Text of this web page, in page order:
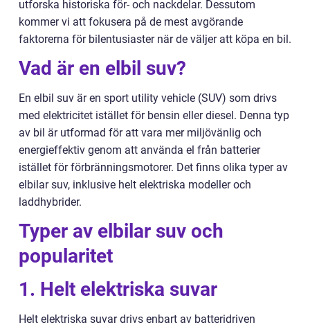
utforska historiska för- och nackdelar. Dessutom
kommer vi att fokusera på de mest avgörande
faktorerna för bilentusiaster när de väljer att köpa en bil.
Vad är en elbil suv?
En elbil suv är en sport utility vehicle (SUV) som drivs
med elektricitet istället för bensin eller diesel. Denna typ
av bil är utformad för att vara mer miljövänlig och
energieffektiv genom att använda el från batterier
istället för förbränningsmotorer. Det finns olika typer av
elbilar suv, inklusive helt elektriska modeller och
laddhybrider.
Typer av elbilar suv och
popularitet
1. Helt elektriska suvar
Helt elektriska suvar drivs enbart av batteridriven